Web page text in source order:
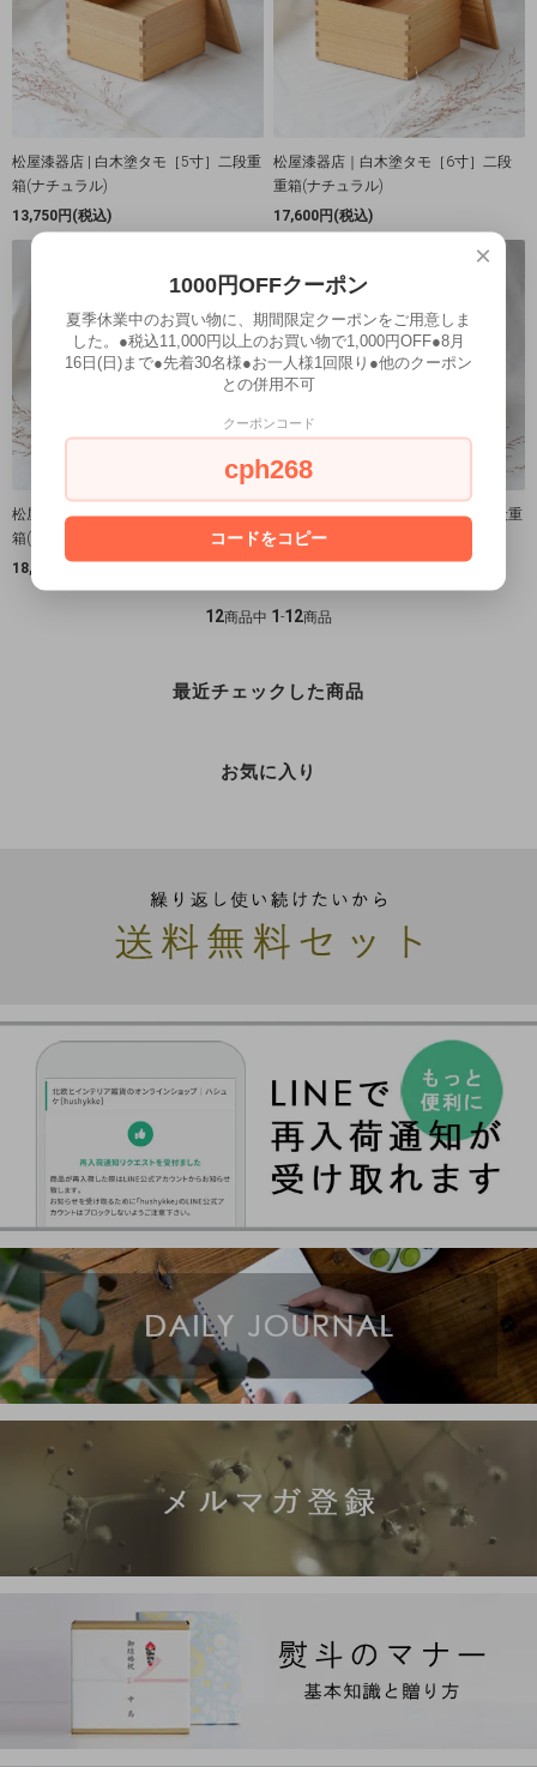
松屋漆器店 | 白木塗タモ［5寸］二段重
箱(ナチュラル)
13,750円(税込)
松屋漆器店｜白木塗タモ［6寸］二段
重箱(ナチュラル)
17,600円(税込)
松屋漆器店 | 白木塗タモ［5寸］三段重
箱(ナチュラル)
18,700円(税込)
松屋漆器店 | 白木塗タモ［6寸］三段重
箱(ナチュラル)
12商品中 1 -12商品
最近チェックした商品
お気に入り
×
1000円OFFクーポン
夏季休業中のお買い物に、期間限定クーポンをご用意しま
した。●税込11,000円以上のお買い物で1,000円OFF●8月
16日(日)まで●先着30名様●お一人様1回限り●他のクーポン
との併用不可
クーポンコード
cph268
コードをコピー